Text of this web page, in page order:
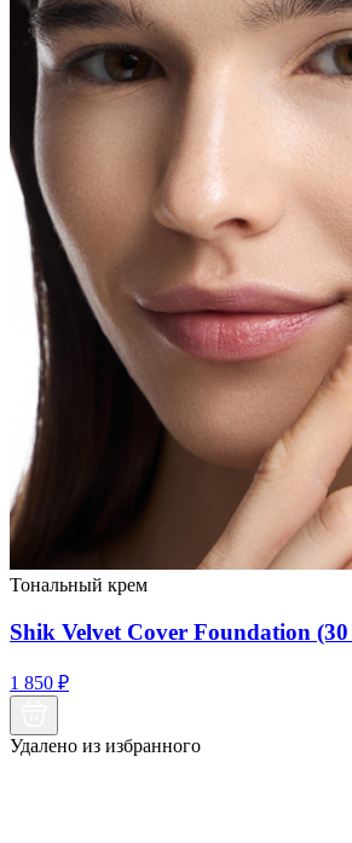
Тональный крем
Shik Velvet Cover Foundation
1 850 ₽
Удалено из избранного